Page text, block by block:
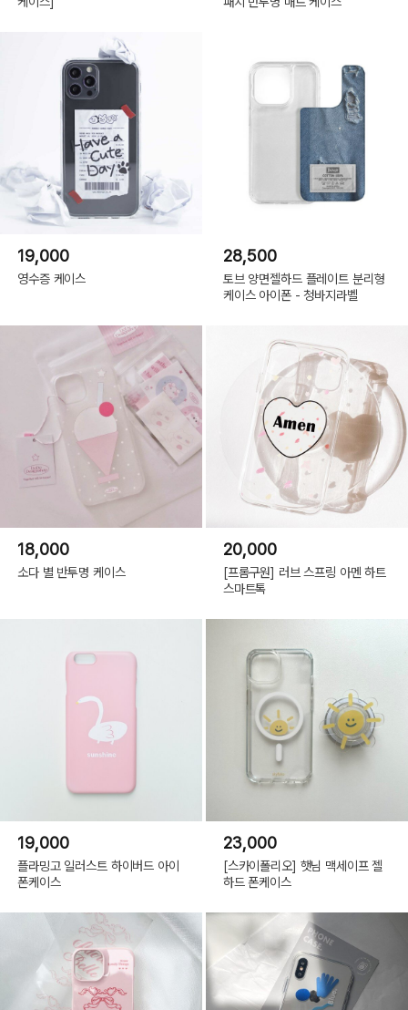
19,000
영수증 케이스
28,500
토브 양면젤하드 플레이트 분리형
케이스 아이폰 - 청바지라벨
18,000
소다 별 반투명 케이스
20,000
[프롬구원] 러브 스프링 아멘 하트
스마트톡
19,000
플라밍고 일러스트 하이버드 아이
폰케이스
23,000
[스카이폴리오] 햇님 맥세이프 젤
하드 폰케이스